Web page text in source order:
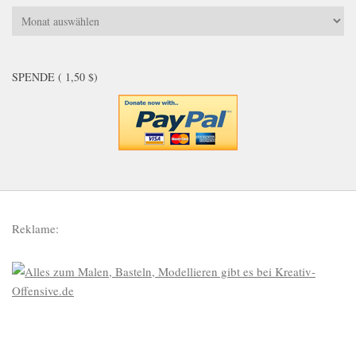
Archiv
SPENDE ( 1,50 $)
Reklame: